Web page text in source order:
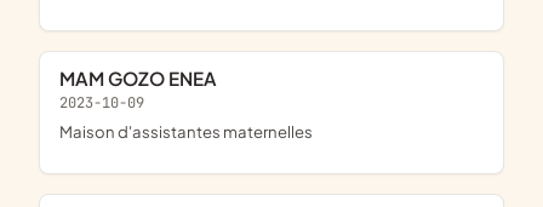
MAM GOZO ENEA
2023-10-09
maison d'assistantes maternelles